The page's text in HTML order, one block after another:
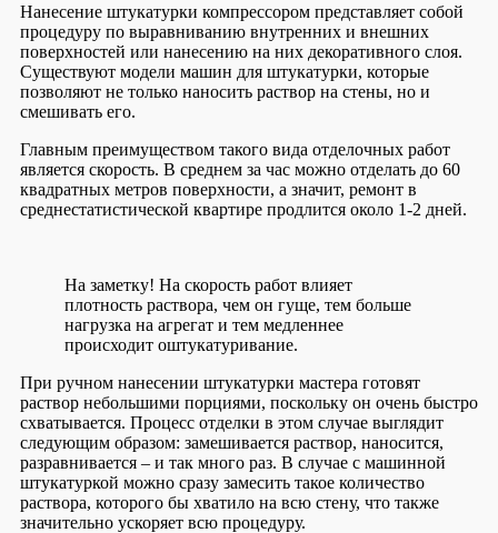
Нанесение штукатурки компрессором представляет собой
процедуру по выравниванию внутренних и внешних
поверхностей или нанесению на них декоративного слоя.
Существуют модели машин для штукатурки, которые
позволяют не только наносить раствор на стены, но и
смешивать его.
Главным преимуществом такого вида отделочных работ
является скорость. В среднем за час можно отделать до 60
квадратных метров поверхности, а значит, ремонт в
среднестатистической квартире продлится около 1-2 дней.
На заметку! На скорость работ влияет
плотность раствора, чем он гуще, тем больше
нагрузка на агрегат и тем медленнее
происходит оштукатуривание.
При ручном нанесении штукатурки мастера готовят
раствор небольшими порциями, поскольку он очень быстро
схватывается. Процесс отделки в этом случае выглядит
следующим образом: замешивается раствор, наносится,
разравнивается – и так много раз. В случае с машинной
штукатуркой можно сразу замесить такое количество
раствора, которого бы хватило на всю стену, что также
значительно ускоряет всю процедуру.